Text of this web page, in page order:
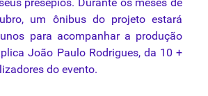
um ônibus do projeto estará
para acompanhar a produção
João Paulo Rodrigues, da 10 +
do evento.